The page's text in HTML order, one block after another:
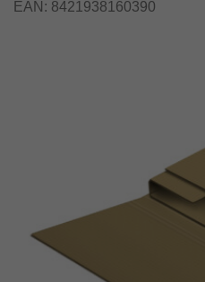
EAN: 8421938160390